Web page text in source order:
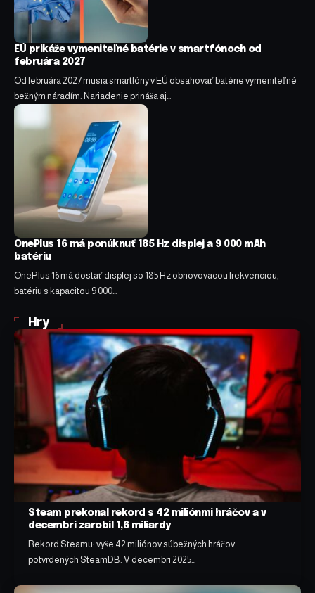
EÚ prikáže vymeniteľné batérie v smartfónoch od
februára 2027
Od februára 2027 musia smartfóny v EÚ obsahovať batérie vymeniteľné
bežným náradím. Nariadenie prináša aj…
OnePlus 16 má ponúknuť 185 Hz displej a 9 000 mAh
batériu
OnePlus 16 má dostať displej so 185 Hz obnovovacou frekvenciou,
batériu s kapacitou 9 000…
Hry
Steam prekonal rekord s 42 miliónmi hráčov a v
decembri zarobil 1,6 miliardy
Rekord Steamu: vyše 42 miliónov súbežných hráčov
potvrdených SteamDB. V decembri 2025…